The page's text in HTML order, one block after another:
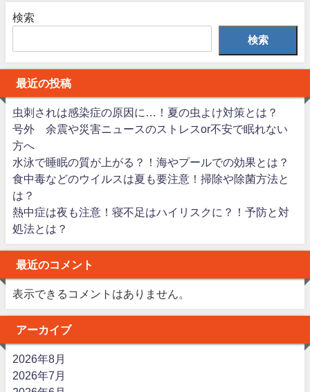
検索
検索
最近の投稿
虫刺されは感染症の原因に…！夏の虫よけ対策とは？
号外 余震や災害ニュースのストレスor不安で眠れない
方へ
水泳で睡眠の質が上がる？！海やプールでの効果とは？
食中毒などのウイルスは夏も要注意！掃除や除菌方法と
は？
熱中症は夜も注意！寝不足はハイリスクに？！予防と対
処法とは？
最近のコメント
表示できるコメントはありません。
アーカイブ
2026年8月
2026年7月